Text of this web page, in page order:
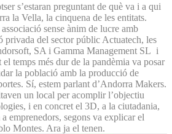
s’estaran preguntant de què va i a qui
la Vella, la cinquena de les entitats.
sense ànim de lucre amb
privada del sector públic Actuatech, les
SA i Gamma Management SL i
temps més dur de la pandèmia va posar
la població amb la producció de
Sí, estem parlant d’Andorra Makers.
un local per acomplir l’objectiu
i en concret el 3D, a la ciutadania,
emprenedors, segons va explicar el
Montes. Ara ja el tenen.